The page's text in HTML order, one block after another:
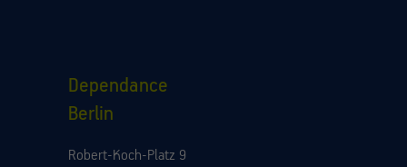
Dependance
Berlin
Robert-Koch-Platz 9